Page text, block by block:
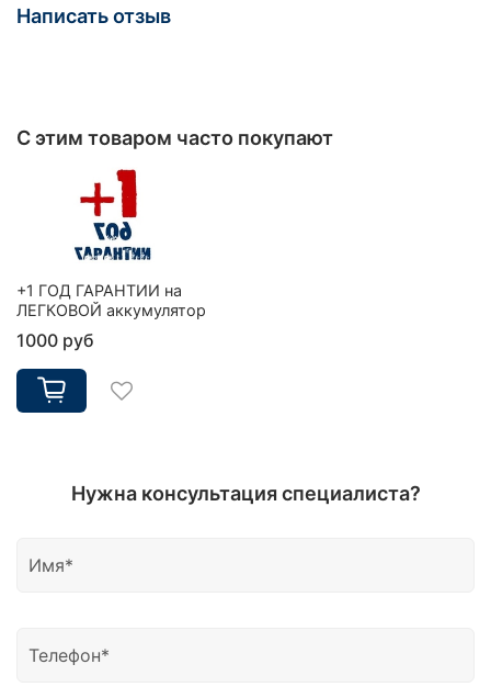
Написать отзыв
С этим товаром часто покупают
+1 ГОД ГАРАНТИИ на
ЛЕГКОВОЙ аккумулятор
1000 руб
Нужна консультация специалиста?